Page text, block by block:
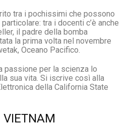
tra i pochissimi che possono
tra i docenti c’è anche
il padre della bomba
la prima volta nel novembre
Oceano Pacifico.
passione per la scienza lo
sua vita. Si iscrive così alla
della California State
VIETNAM